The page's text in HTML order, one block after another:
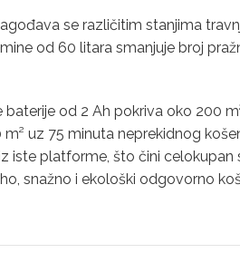
se različitim stanjima
od 60 litara smanjuje broj
od 2 Ah pokriva oko 200
uz 75 minuta neprekidnog
iste platforme, što čini celokupan
snažno i ekološki odgovorno